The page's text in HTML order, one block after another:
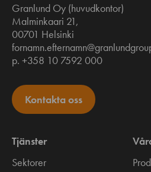
Granlund Oy (huvudkontor)
Malminkaari 21,
00701 Helsinki
p. +358 10 7592 000
Kontakta oss
Tjänster
Sektorer